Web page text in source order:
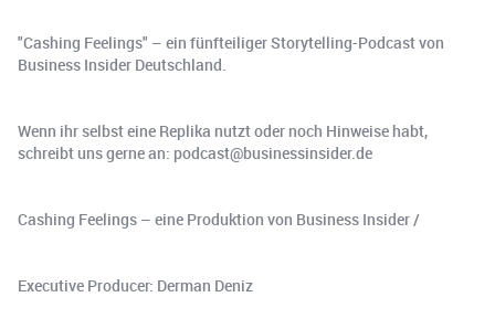
"Cashing Feelings" – ein fünfteiliger Storytelling-Podcast von
Business Insider Deutschland.
Wenn ihr selbst eine Replika nutzt oder noch Hinweise habt,
schreibt uns gerne an: podcast@businessinsider.de
Cashing Feelings – eine Produktion von Business Insider /
Executive Producer: Derman Deniz